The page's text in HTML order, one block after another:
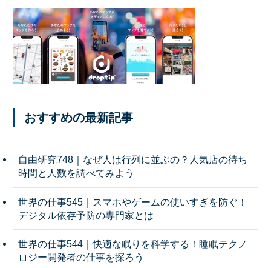
おすすめの最新記事
自由研究748｜なぜ人は行列に並ぶの？人気店の待ち
時間と人数を調べてみよう
世界の仕事545｜スマホやゲームの使いすぎを防ぐ！
デジタル依存予防の専門家とは
世界の仕事544｜快適な眠りを科学する！睡眠テクノ
ロジー開発者の仕事を探ろう